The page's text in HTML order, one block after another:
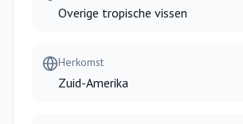
Overige tropische vissen
Herkomst
Zuid-Amerika